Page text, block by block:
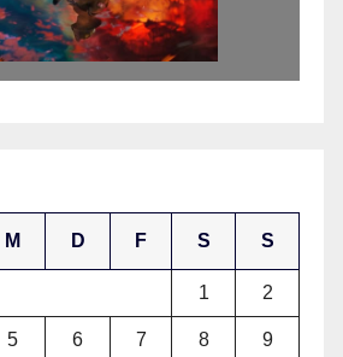
M D F S S
1 2
5 6 7 8 9